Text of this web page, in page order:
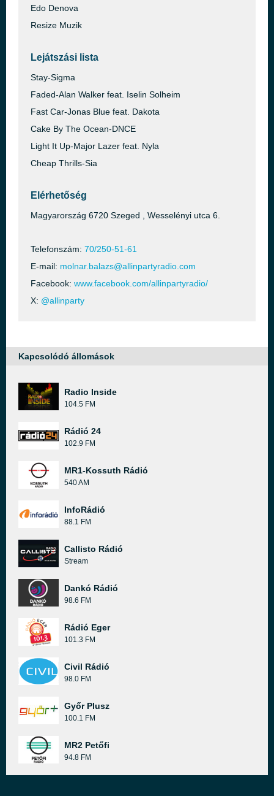
Edo Denova
Resize Muzik
Lejátszási lista
Stay-Sigma
Faded-Alan Walker feat. Iselin Solheim
Fast Car-Jonas Blue feat. Dakota
Cake By The Ocean-DNCE
Light It Up-Major Lazer feat. Nyla
Cheap Thrills-Sia
Elérhetőség
Magyarország 6720 Szeged , Wesselényi utca 6.
Telefonszám: 70/250-51-61
E-mail: molnar.balazs@allinpartyradio.com
Facebook: www.facebook.com/allinpartyradio/
X: @allinparty
Kapcsolódó állomások
Radio Inside
104.5 FM
Rádió 24
102.9 FM
MR1-Kossuth Rádió
540 AM
InfoRádió
88.1 FM
Callisto Rádió
Stream
Dankó Rádió
98.6 FM
Rádió Eger
101.3 FM
Civil Rádió
98.0 FM
Győr Plusz
100.1 FM
MR2 Petőfi
94.8 FM